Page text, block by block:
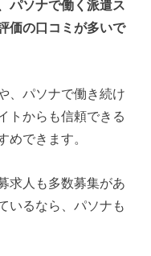
パソナで働く派遣ス
価の口コミが多いで
、パソナで働き続け
トからも信頼できる
めできます。
求人も多数募集があ
いるなら、パソナも